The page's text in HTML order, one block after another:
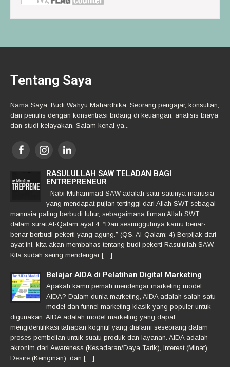
Tentang Saya
Nama Saya, Budi Wahyu Mahardhika. Seorang pengajar, konsultan,
dan penulis dengan konsentrasi bidang di keuangan, analisis biaya
dan studi kelayakan. Salam kenal ya...
RASULULLAH SAW TELADAN BAGI
ENTREPRENEUR
Nabi Muhammad SAW adalah satu-satunya manusia
yang mendapat pujian tertinggi dari Allah SWT sebagai
manusia paling berbudi luhur, sebagaimana firman Allah SWT
dalam surat Al-Qalam ayat 4: “Dan sesungguhnya kamu benar-
benar berbudi pekerti yang agung.” (QS. Al-Qalam: 4) Berpijak dari
ayat ini, kita akan membahas tentang budi pekerti Rasulullah SAW.
Kita sudah sering mendengar […]
Belajar AIDA di Pelatihan Digital Marketing
Apakah kamu pernah mendengar marketing model
AIDA? Dalam dunia marketing, AIDA adalah salah satu
model dan funnel marketing klasik yang populer untuk
digunakan. AIDA adalah model marketing yang dapat
mengidentifikasi tahapan kognitif yang dialami seseorang dalam
proses pembelian untuk suatu produk dan layanan. AIDA adalah
akronim dari Awareness (Kesadaran/Daya Tarik), Interest (Minat),
Desire (Keinginan), dan […]